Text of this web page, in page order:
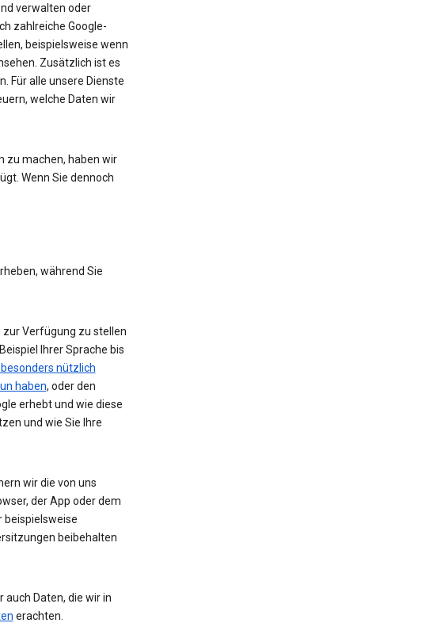
verwalten oder
zahlreiche Google-
beispielsweise wenn
Zusätzlich ist es
Für alle unsere Dienste
welche Daten wir
zu machen, haben wir
Wenn Sie dennoch
während Sie
zur Verfügung zu stellen
Ihrer Sprache bis
nützlich
haben, oder den
erhebt und wie diese
und wie Sie Ihre
wir die von uns
der App oder dem
beispielsweise
beibehalten
auch Daten, die wir in
erachten.